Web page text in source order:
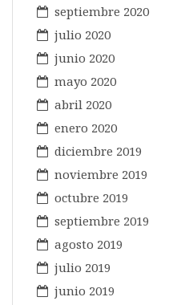
septiembre 2020
julio 2020
junio 2020
mayo 2020
abril 2020
enero 2020
diciembre 2019
noviembre 2019
octubre 2019
septiembre 2019
agosto 2019
julio 2019
junio 2019